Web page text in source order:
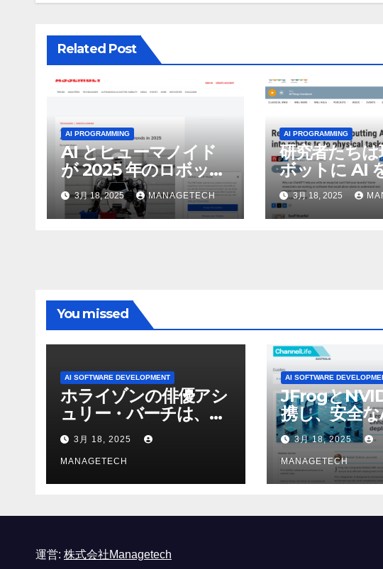
ョ
ン
Related Post
AI PROGRAMMING
AI とヒューマノイド
が 2025 年のロボット
のトップトレンドに |
ASSEMBLY
3月 18, 2025 MANAGETECH
AI PROGRAMMING
研究者たち
ボットに AI
んで物理的
行させてい
ン パブリッ
3月 18, 2025
You missed
AI SOFTWARE DEVELOPMENT
ホライゾンの俳優アシ
ュリー・バーチは、ソ
ニーのAIアロイのビデ
オを見て「ゲームパフ
ォーマンスという芸術
形式に不安を感じた」
3月 18, 2025
MANAGETECH
AI SOFTWARE
JFrogと
携し、安全
強化
3月 18, 2025
MANAGETECH
運営: 株式会社Managetech